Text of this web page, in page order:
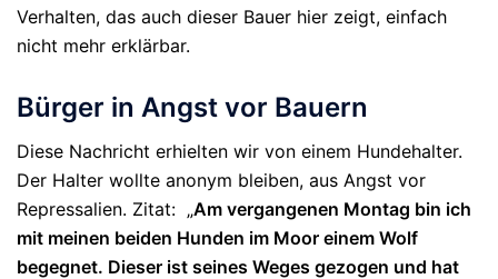
Verhalten, das auch dieser Bauer hier zeigt, einfach
nicht mehr erklärbar.
Bürger in Angst vor Bauern
Diese Nachricht erhielten wir von einem Hundehalter.
Der Halter wollte anonym bleiben, aus Angst vor
Repressalien. Zitat: „Am vergangenen Montag bin ich
mit meinen beiden Hunden im Moor einem Wolf
begegnet. Dieser ist seines Weges gezogen und hat